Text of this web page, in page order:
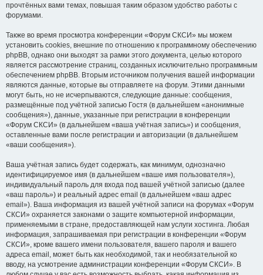
прочтённых вами темах, повышая таким образом удобство работы с
форумами.
Также во время просмотра конференции «Форум СКСИ» мы можем
установить cookies, внешние по отношению к программному обеспечению
phpBB, однако они выходят за рамки этого документа, целью которого
является рассмотрение страниц, созданных исключительно программным
обеспечением phpBB. Вторым источником получения вашей информации
являются данные, которые вы отправляете на форум. Этими данными
могут быть, но не исчерпываются, следующие данные: сообщения,
размещённые под учётной записью Гостя (в дальнейшем «анонимные
сообщения»), данные, указанные при регистрации в конференции
«Форум СКСИ» (в дальнейшем «ваша учётная запись») и сообщения,
оставленные вами после регистрации и авторизации (в дальнейшем
«ваши сообщения»).
Ваша учётная запись будет содержать, как минимум, однозначно
идентифицируемое имя (в дальнейшем «ваше имя пользователя»),
индивидуальный пароль для входа под вашей учётной записью (далее
«ваш пароль») и реальный адрес email (в дальнейшем «ваш адрес
email»). Ваша информация из вашей учётной записи на форумах «Форум
СКСИ» охраняется законами о защите компьютерной информации,
применяемыми в стране, предоставляющей нам услуги хостинга. Любая
информация, запрашиваемая при регистрации в конференции «Форум
СКСИ», кроме вашего имени пользователя, вашего пароля и вашего
адреса email, может быть как необходимой, так и необязательной ко
вводу, на усмотрение администрации конференции «Форум СКСИ». В